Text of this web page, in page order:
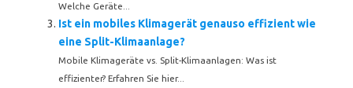
Welche Geräte...
Ist ein mobiles Klimagerät genauso effizient wie
eine Split-Klimaanlage?
Mobile Klimageräte vs. Split-Klimaanlagen: Was ist
effizienter? Erfahren Sie hier...